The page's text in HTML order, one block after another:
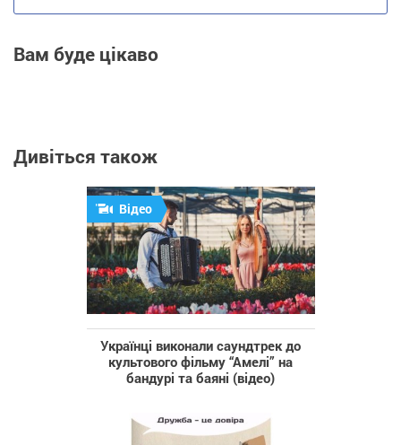
Вам буде цікаво
Дивіться також
Відео
Українці виконали саундтрек до
культового фільму “Амелі” на
бандурі та баяні (відео)